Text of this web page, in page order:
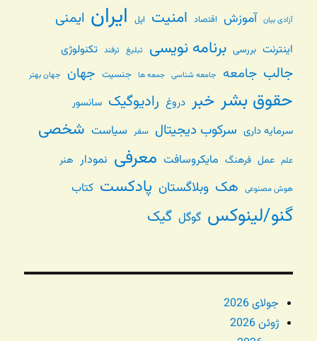
آزادی بیان آموزش اقتصاد امنیت اپل ایران ایمنی
اینترنت بررسی برنامه نویسی تبلیغ ترفند تکنولوژی
جالب جامعه جامعه شناسی جمعه ها جنسیت جهان جهان بهتر
حقوق بشر خبر دروغ رادیوگیک سانسور
سرمایه داری سرکوب دیجیتال سفر سیاست شخصی
علم عمل فرهنگ مایکروسافت معرفی نمودار هنر
هوش مصنوعی هک وبلاگستان پادکست کتاب
گنو/لینوکس گوگل گیک
جولای 2026
ژوئن 2026